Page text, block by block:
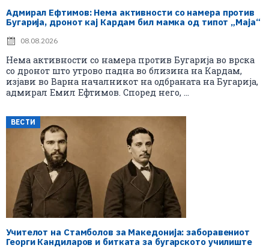
Адмирал Ефтимов: Нема активности со намера против
Бугарија, дронот кај Кардам бил мамка од типот „Маја“
08.08.2026
Нема активности со намера против Бугарија во врска
со дронот што утрово падна во близина на Кардам,
изјави во Варна началникот на одбраната на Бугарија,
адмирал Емил Ефтимов. Според него, ...
ВЕСТИ
Учителот на Стамболов за Македонија: заборавениот
Георги Кандиларов и битката за бугарското училиште